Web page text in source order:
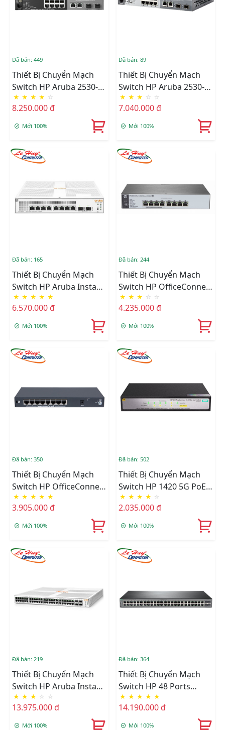
Đã bán: 449
Thiết Bị Chuyển Mạch
Switch HP Aruba 2530-
8G-PoE+ Switch - J9774A
★ ★ ★ ★ ☆
8.250.000 đ
Mới 100%
Đã bán: 89
Thiết Bị Chuyển Mạch
Switch HP Aruba 2530-8-
PoE+ Switch - J9780A
★ ★ ★ ☆ ☆
7.040.000 đ
Mới 100%
Đã bán: 165
Thiết Bị Chuyển Mạch
Switch HP Aruba Instant
On 1930 8G Class4 PoE
2SFP 124W - JL681A
★ ★ ★ ★ ★
6.570.000 đ
Mới 100%
Đã bán: 244
Thiết Bị Chuyển Mạch
Switch HP OfficeConnect
1820 8G PoE+ (65W) -
J9982A
★ ★ ★ ☆ ☆
4.235.000 đ
Mới 100%
Đã bán: 350
Thiết Bị Chuyển Mạch
Switch HP OfficeConnect
1420 8G PoE+ (64W) -
JH330A
★ ★ ★ ★ ★
3.905.000 đ
Mới 100%
Đã bán: 502
Thiết Bị Chuyển Mạch
Switch HP 1420 5G PoE+
(32W) JH328A
★ ★ ★ ★ ☆
2.035.000 đ
Mới 100%
Đã bán: 219
Thiết Bị Chuyển Mạch
Switch HP Aruba Instant
On 1930 48G 4SFP/SFP+
Switch - JL685A
★ ★ ★ ☆ ☆
13.975.000 đ
Mới 100%
Đã bán: 364
Thiết Bị Chuyển Mạch
Switch HP 48 Ports
OfficeConnect 1920S
48G 4SFP - JL382A
★ ★ ★ ★ ★
14.190.000 đ
Mới 100%